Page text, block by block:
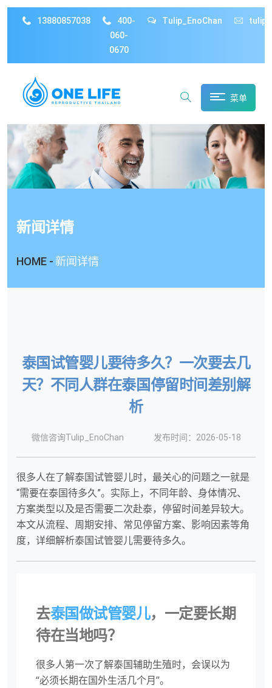
13880857038
400-
060-
0670
Tulip_EnoChan
菜单
新闻详情
HOME - 新闻详情
泰国试管婴儿要待多久？一次要去几
天？不同人群在泰国停留时间差别解
析
微信咨询Tulip_EnoChan 发布时间：2026-05-18
很多人在了解泰国试管婴儿时，最关心的问题之一就是
“需要在泰国待多久”。实际上，不同年龄、身体情况、
方案类型以及是否需要二次赴泰，停留时间差异较大。
本文从流程、周期安排、常见停留方案、影响因素等角
度，详细解析泰国试管婴儿需要待多久。
去泰国做试管婴儿，一定要长期
待在当地吗？
很多人第一次了解泰国辅助生殖时，会误以为
“必须长期在国外生活几个月”。